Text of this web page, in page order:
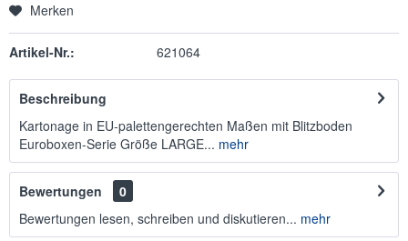
Merken
Artikel-Nr.: 621064
Beschreibung
Kartonage in EU-palettengerechten Maßen mit Blitzboden
Euroboxen-Serie Größe LARGE... mehr
Bewertungen
0
Bewertungen lesen, schreiben und diskutieren... mehr